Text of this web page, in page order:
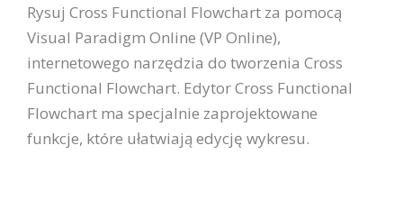
Rysuj Cross Functional Flowchart za pomocą
Visual Paradigm Online (VP Online),
internetowego narzędzia do tworzenia Cross
Functional Flowchart. Edytor Cross Functional
Flowchart ma specjalnie zaprojektowane
funkcje, które ułatwiają edycję wykresu.